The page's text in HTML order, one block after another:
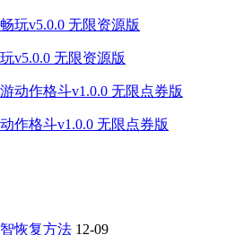
v5.0.0 无限资源版
作格斗v1.0.0 无限点券版
恢复方法 12-09